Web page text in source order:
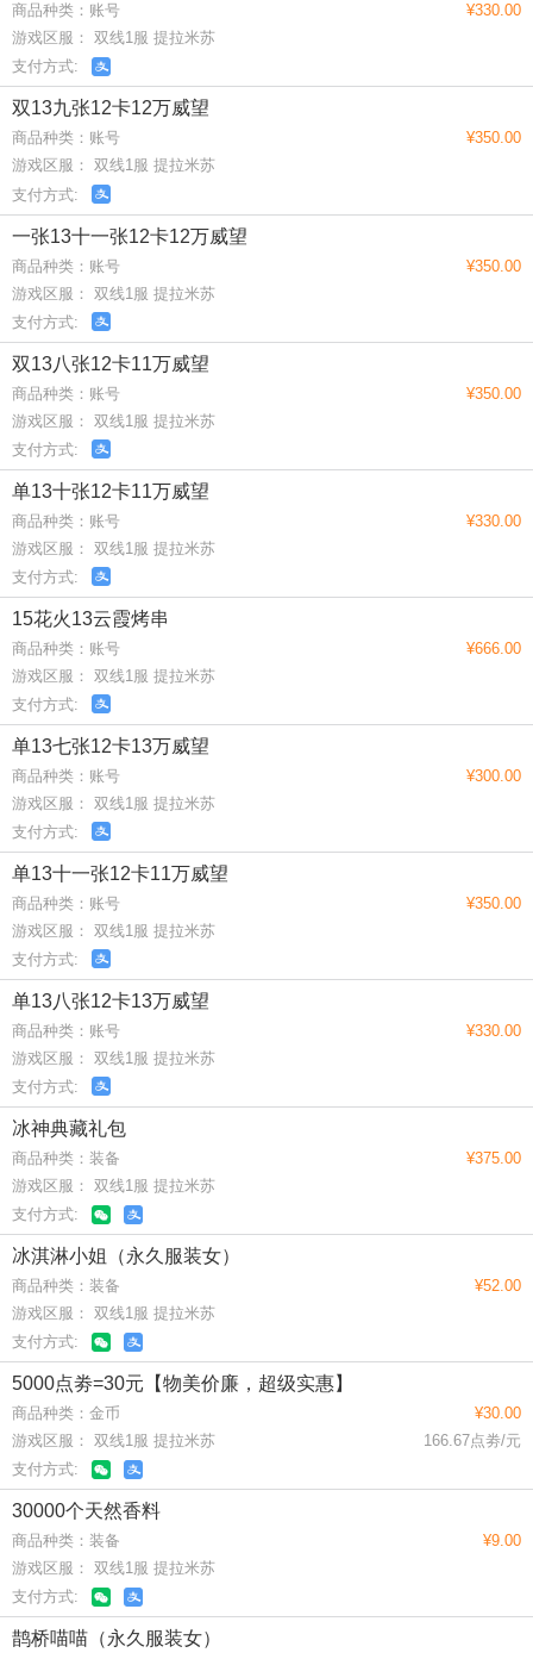
商品种类：账号
游戏区服： 双线1服 提拉米苏
支付方式:
¥330.00
双13九张12卡12万威望
商品种类：账号
游戏区服： 双线1服 提拉米苏
支付方式:
¥350.00
一张13十一张12卡12万威望
商品种类：账号
游戏区服： 双线1服 提拉米苏
支付方式:
¥350.00
双13八张12卡11万威望
商品种类：账号
游戏区服： 双线1服 提拉米苏
支付方式:
¥350.00
单13十张12卡11万威望
商品种类：账号
游戏区服： 双线1服 提拉米苏
支付方式:
¥330.00
15花火13云霞烤串
商品种类：账号
游戏区服： 双线1服 提拉米苏
支付方式:
¥666.00
单13七张12卡13万威望
商品种类：账号
游戏区服： 双线1服 提拉米苏
支付方式:
¥300.00
单13十一张12卡11万威望
商品种类：账号
游戏区服： 双线1服 提拉米苏
支付方式:
¥350.00
单13八张12卡13万威望
商品种类：账号
游戏区服： 双线1服 提拉米苏
支付方式:
¥330.00
冰神典藏礼包
商品种类：装备
游戏区服： 双线1服 提拉米苏
支付方式:
¥375.00
冰淇淋小姐（永久服装女）
商品种类：装备
游戏区服： 双线1服 提拉米苏
支付方式:
¥52.00
5000点劵=30元【物美价廉，超级实惠】
商品种类：金币
游戏区服： 双线1服 提拉米苏
支付方式:
¥30.00
166.67点劵/元
30000个天然香料
商品种类：装备
游戏区服： 双线1服 提拉米苏
支付方式:
¥9.00
鹊桥喵喵（永久服装女）